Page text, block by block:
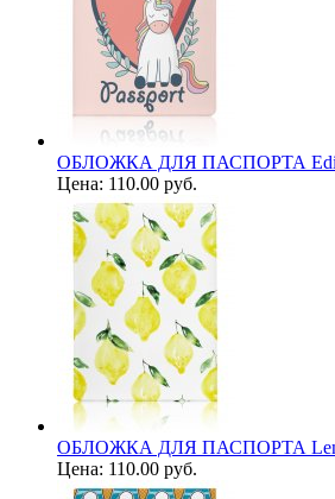
ОБЛОЖКА ДЛЯ ПАСПОРТА
Цена: 110.00 руб.
ОБЛОЖКА ДЛЯ ПАСПОРТА
Цена: 110.00 руб.